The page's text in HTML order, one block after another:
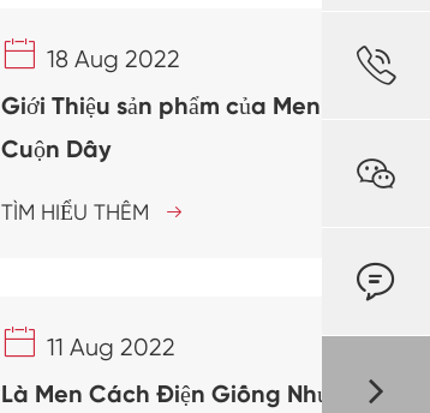
 18 Aug 2022
Giới Thiệu sản phẩm của Men
Cuộn Dây
TÌM HIỂU THÊM 
 11 Aug 2022
Là Men Cách Điện Giống Như


